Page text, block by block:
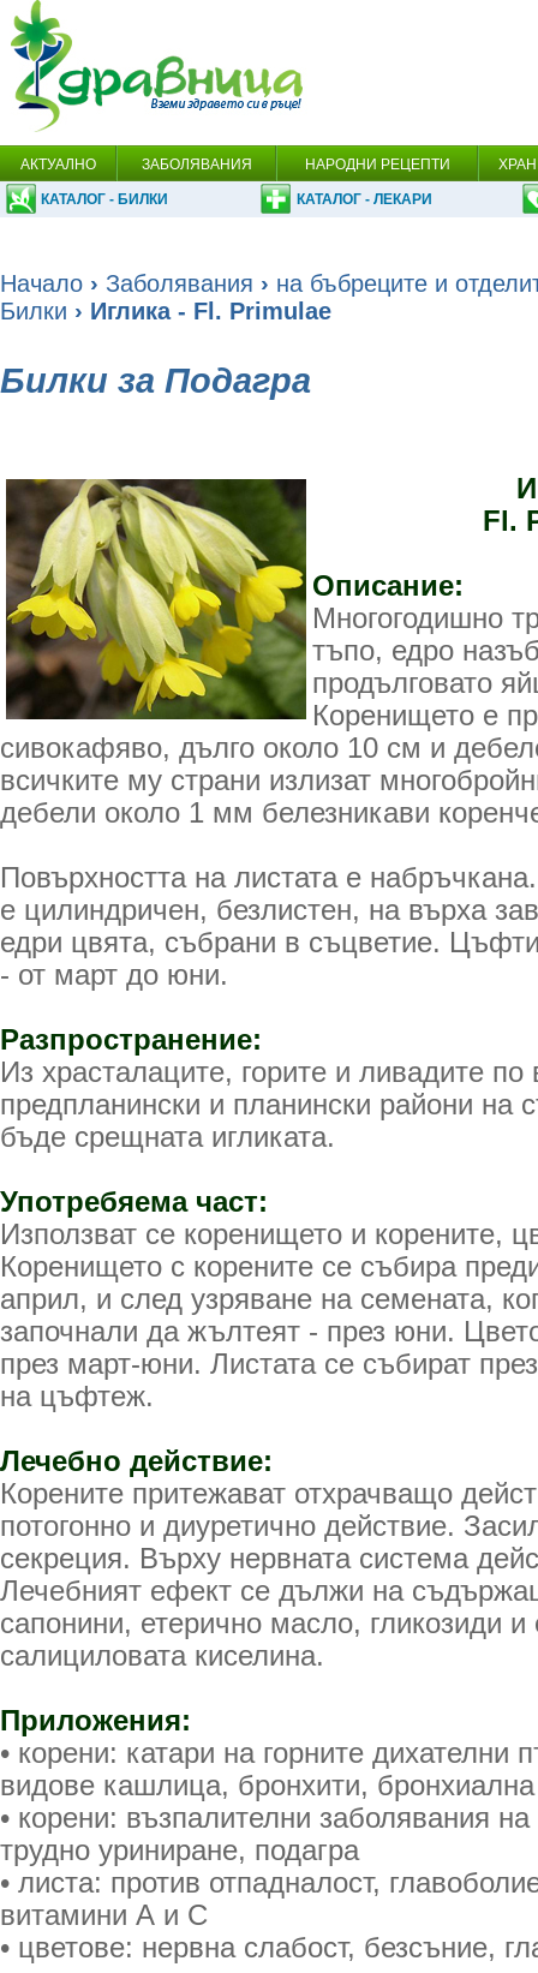
АКТУАЛНО ЗАБОЛЯВАНИЯ НАРОДНИ РЕЦЕПТИ
КАТАЛОГ - БИЛКИ КАТАЛОГ - ЛЕКАРИ
Начало › Заболявания › на бъбреците и
Билки › Иглика - Fl. Primulae
Билки за Подагра
Fl.
Описание:
Многогодишно
тъпо, едро
продълговато
Коренището е
сивокафяво, дълго около 10 см и
всичките му страни излизат
дебели около 1 мм белезникави
Повърхността на листата е
е цилиндричен, безлистен, на върха
едри цвята, събрани в съцветие.
- от март до юни.
Разпространение:
Из храсталаците, горите и ливадите по
предпланински и планински райони на
бъде срещната игликата.
Употребяема част:
Използват се коренището и корените,
Коренището с корените се събира
април, и след узряване на семената,
започнали да жълтеят - през юни.
през март-юни. Листата се събират
на цъфтеж.
Лечебно действие:
Корените притежават отхрачващо
потогонно и диуретично действие.
секреция. Върху нервната система
Лечебният ефект се дължи на
сапонини, етерично масло, гликозиди и
салициловата киселина.
Приложения:
• корени: катари на горните дихателни
видове кашлица, бронхити,
• корени: възпалителни заболявания
трудно уриниране, подагра
• листа: против отпадналост,
витамини А и С
• цветове: нервна слабост, безсъние,